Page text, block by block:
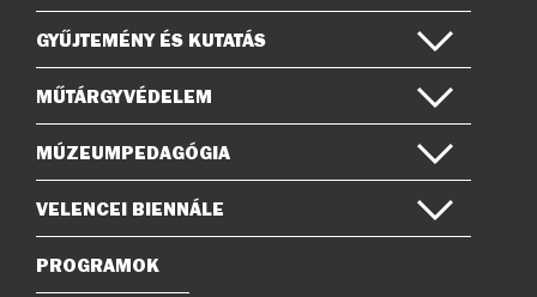
GYŰJTEMÉNY ÉS KUTATÁS
MŰTÁRGYVÉDELEM
MÚZEUMPEDAGÓGIA
VELENCEI BIENNÁLE
PROGRAMOK